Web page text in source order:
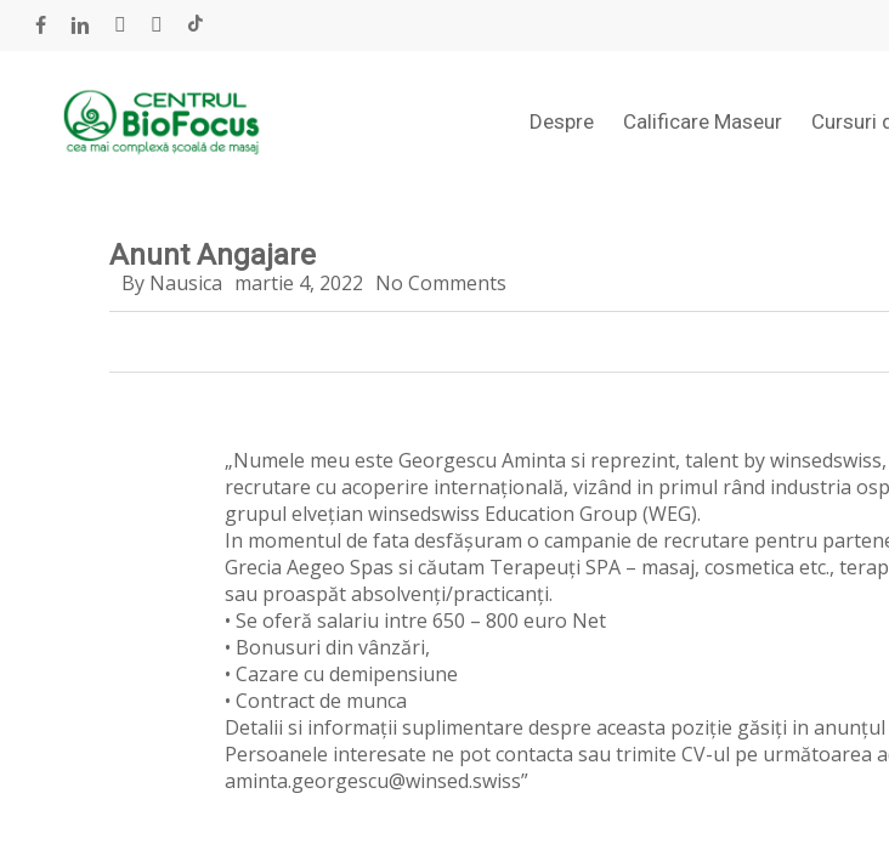
Despre Calificare Maseur Cursuri
Anunt Angajare
By Nausica martie 4, 2022 No Comments
„Numele meu este Georgescu Aminta si reprezint, talent by
recrutare cu acoperire internațională, vizând in primul rând industria
grupul elvețian winsedswiss Education Group (WEG).
In momentul de fata desfășuram o campanie de recrutare pentru
Grecia Aegeo Spas si căutam Terapeuți SPA – masaj, cosmetica etc.,
sau proaspăt absolvenți/practicanți.
• Se oferă salariu intre 650 – 800 euro Net
• Bonusuri din vânzări,
• Cazare cu demipensiune
• Contract de munca
Detalii si informații suplimentare despre aceasta poziție găsiți in anunțul
Persoanele interesate ne pot contacta sau trimite CV-ul pe următoarea
aminta.georgescu@winsed.swiss”